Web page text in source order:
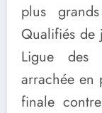
plus
Qualifiés de
Ligue des
arrachée en
finale